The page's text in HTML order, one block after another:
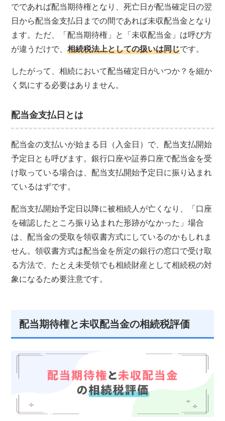
でであれば配当期待権となり、死亡日が配当確定日の翌
日から配当金支払日までの間であれば未収配当金となり
ます。ただ、「配当期待権」と「未収配当金」は呼び方
が違うだけで、相続税法上としての扱いは同じです。
したがって、相続において配当確定日がいつか？を細か
く気にする必要はありません。
配当金支払日とは
配当金の支払いが始まる日（入金日）で、配当支払開始
予定日とも呼びます。銀行口座や証券口座で配当金を受
け取っている場合は、配当支払開始予定日に振り込まれ
ているはずです。
配当支払開始予定日以降に被相続人が亡くなり、「口座
を確認したところ振り込まれた形跡がなかった」場合
は、配当金の受取を領収書方式にしているのかもしれま
せん。領収書方式は配当金を所定の銀行の窓口で受け取
る方法で、たとえ未受領でも相続財産として相続税の対
象になるため要注意です。
配当期待権と未収配当金の相続税評価